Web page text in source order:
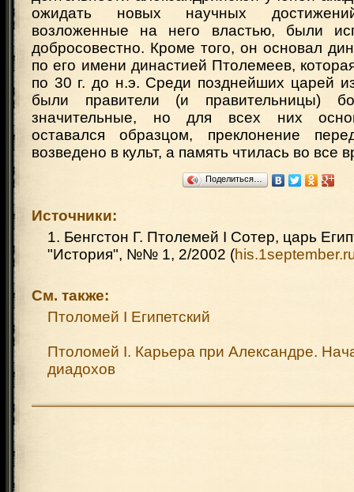
ожидать новых научных
возложенные на него властью, были
добросовестно. Кроме того, он основал
по его имени династией Птолемеев,
по 30 г. до н.э. Среди позднейших царей
были правители (и правительницы)
значительные, но для всех них
оставался образцом, преклонение
возведено в культ, а память чтилась во все
Поделиться…
Источники:
1. Бенгстон Г. Птолемей I Сотер, царь
"История", №№ 1, 2/2002 (
См. также:
Птоломей I Египетский
Птоломей I. Карьера при Александре.
диадохов